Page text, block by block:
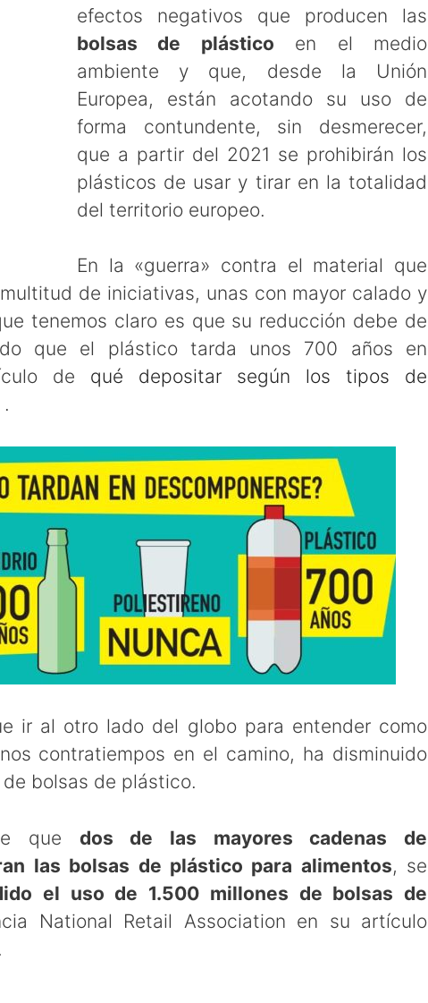
efectos negativos que producen las
bolsas de plástico en el medio
ambiente y que, desde la Unión
Europea, están acotando su uso de
forma contundente, sin desmerecer,
que a partir del 2021 se prohibirán los
plásticos de usar y tirar en la totalidad
del territorio europeo.
En la «guerra» contra el material que
de iniciativas, unas con mayor calado y
tenemos claro es que su reducción debe de
que el plástico tarda unos 700 años en
de qué depositar según los tipos de
ir al otro lado del globo para entender como
contratiempos en el camino, ha disminuido
bolsas de plástico.
que dos de las mayores cadenas de
las bolsas de plástico para alimentos, se
el uso de 1.500 millones de bolsas de
National Retail Association en su artículo